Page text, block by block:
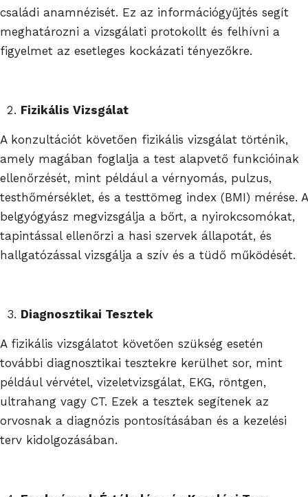
családi anamnézisét. Ez az információgyűjtés segít
meghatározni a vizsgálati protokollt és felhívni a
figyelmet az esetleges kockázati tényezőkre.
Fizikális Vizsgálat
A konzultációt követően fizikális vizsgálat történik,
amely magában foglalja a test alapvető funkcióinak
ellenőrzését, mint például a vérnyomás, pulzus,
testhőmérséklet, és a testtömeg index (BMI) mérése. A
belgyógyász megvizsgálja a bőrt, a nyirokcsomókat,
tapintással ellenőrzi a hasi szervek állapotát, és
hallgatózással vizsgálja a szív és a tüdő működését.
Diagnosztikai Tesztek
A fizikális vizsgálatot követően szükség esetén
további diagnosztikai tesztekre kerülhet sor, mint
például vérvétel, vizeletvizsgálat, EKG, röntgen,
ultrahang vagy CT. Ezek a tesztek segítenek az
orvosnak a diagnózis pontosításában és a kezelési
terv kidolgozásában.